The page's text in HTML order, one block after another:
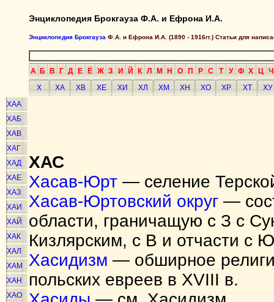
Энциклопедия Брокгауза Ф.А. и Ефрона И.А.
Энциклопедия Брокгауза Ф.А. и Ефрона И.А. (1890 - 1916гг.) Статьи для
А Б В Г Д Е Ё Ж З И Й К Л М Н О П Р С Т У Ф Х Ц Ч
Х
ХА ХВ ХЕ ХИ ХЛ ХМ ХН ХО ХР ХТ
ХУ
ХАА
ХАБ
ХАВ
ХАГ
ХАД
ХАЕ
ХАЗ
ХАИ
ХАЙ
ХАК
ХАЛ
ХАМ
ХАН
ХАО
ХАС
Хасав-Юрт — селение
Хасав-Юртовский округ —
области, граничащую с З с
Кизлярским, с В и отчасти с
Хасидизм — обширное
польских евреев в XVIII в.